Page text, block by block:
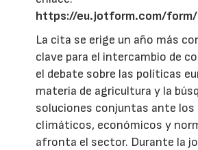
https://eu.jotform.com/
La cita se erige un año más
clave para el intercambio de
el debate sobre las políticas
materia de agricultura y la
soluciones conjuntas ante los
climáticos, económicos y
afronta el sector. Durante la